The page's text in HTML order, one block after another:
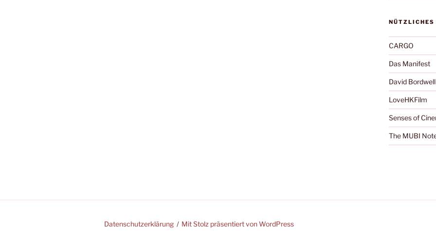
NÜTZLICHES
CARGO
Das Manifest
David Bordwell
LoveHKFilm
Senses of
The MUBI
Datenschutzerklärung Mit Stolz präsentiert von WordPress